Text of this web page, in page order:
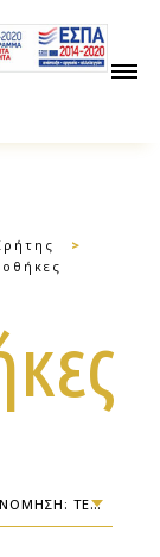
>
ΤΑΞΙΝΌΜΗΣΗ: ΤΕΛΕΥΤΑΊΑ